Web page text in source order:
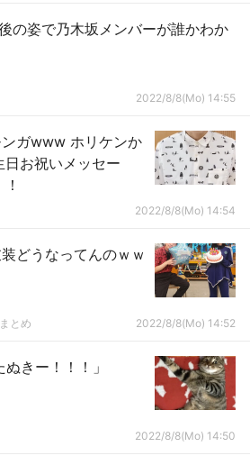
の姿で乃木坂メンバーが誰かわか
2022/8/8(Mo) 14:55
ンガwww ホリケンか
日お祝いメッセー
2022/8/8(Mo) 14:54
どうなってんのｗｗ
とめ 2022/8/8(Mo) 14:52
ぬきー！！！」
2022/8/8(Mo) 14:50